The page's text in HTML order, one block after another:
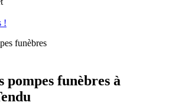
!
funèbres
pompes funèbres à